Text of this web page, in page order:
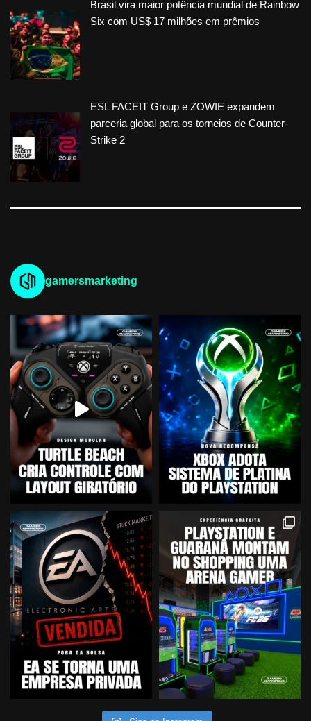
Brasil vira maior potência mundial de Rainbow
Six com US$ 17 milhões em prêmios
ESL FACEIT Group e ZOWIE expandem
parceria global para os torneios de Counter-
Strike 2
gamersmarketing